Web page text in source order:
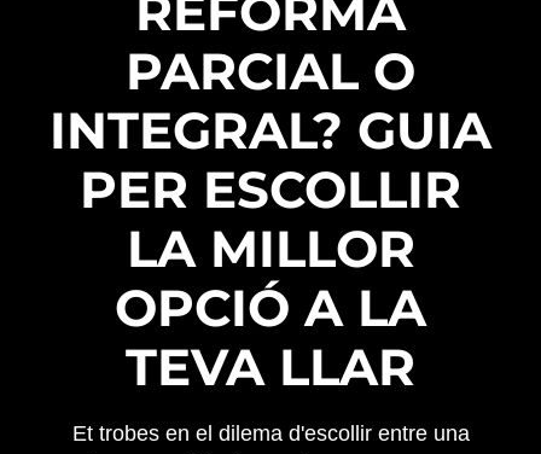
REFORMA
PARCIAL O
INTEGRAL? GUIA
PER ESCOLLIR
LA MILLOR
OPCIÓ A LA
TEVA LLAR
Et trobes en el dilema d'escollir entre una